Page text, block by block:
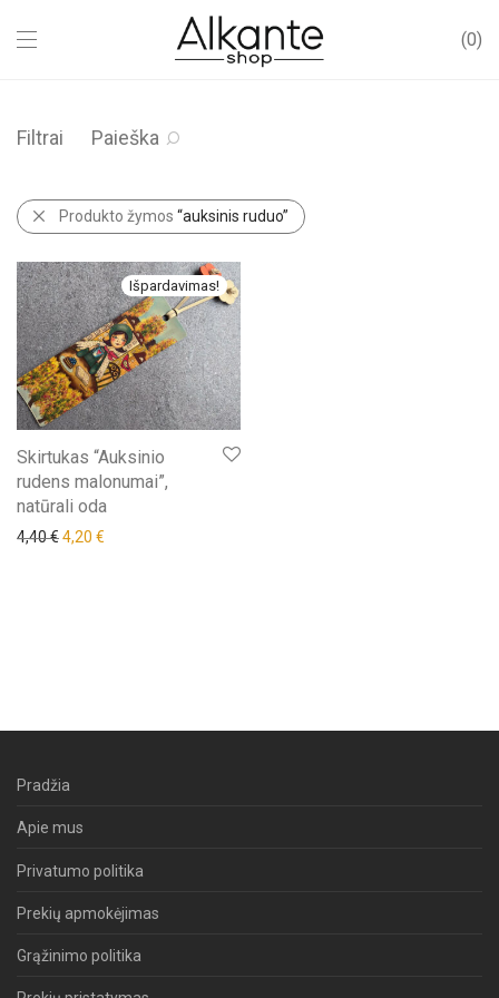
0
Filtrai Paieška
Produkto žymos “auksinis ruduo”
Išpardavimas!
Skirtukas “Auksinio
rudens malonumai”,
natūrali oda
4,40€Original price was: 4,40 €.
4,20 €
Pradžia
Apie mus
Privatumo politika
Prekių apmokėjimas
Grąžinimo politika